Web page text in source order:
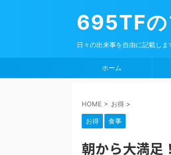
695TF
日々の出来事を自由に記載しま
ホーム
HOME > お得 >
お得 食事
朝から大満足